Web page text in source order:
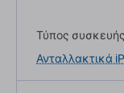
Τύπος συσκευής
Ανταλλακτικά